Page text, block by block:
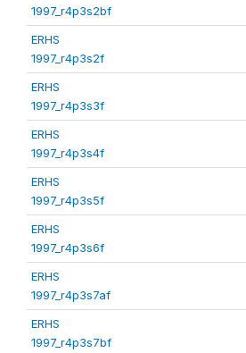
1997_r4p3s2bf
ERHS
1997_r4p3s2f
ERHS
1997_r4p3s3f
ERHS
1997_r4p3s4f
ERHS
1997_r4p3s5f
ERHS
1997_r4p3s6f
ERHS
1997_r4p3s7af
ERHS
1997_r4p3s7bf